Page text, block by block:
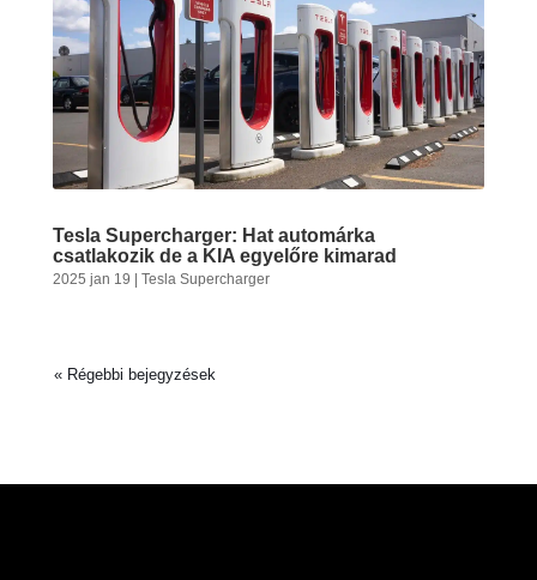
Tesla Supercharger: Hat automárka
csatlakozik de a KIA egyelőre kimarad
2025 jan 19 Tesla Supercharger
« Régebbi bejegyzések